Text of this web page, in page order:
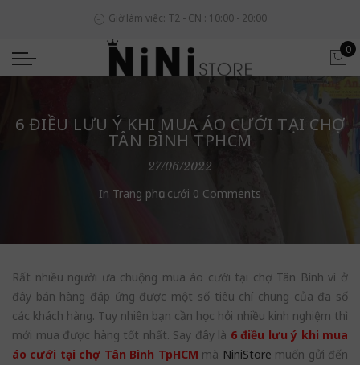
Giờ làm việc: T2 - CN : 10:00 - 20:00
0
6 ĐIỀU LƯU Ý KHI MUA ÁO CƯỚI TẠI CHỢ
TÂN BÌNH TPHCM
27/06/2022
In Trang phục cưới 0 Comments
Rất nhiều người ưa chuộng mua áo cưới tại chợ Tân Bình vì ở
đây bán hàng đáp ứng được một số tiêu chí chung của đa số
các khách hàng. Tuy nhiên bạn cần học hỏi nhiều kinh nghiệm thì
mới mua được hàng tốt nhất. Say đây là 6 điều lưu ý khi mua
áo cưới tại chợ Tân Bình TpHCM mà NiniStore muốn gửi đến